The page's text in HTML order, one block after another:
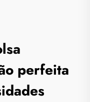
perfeita